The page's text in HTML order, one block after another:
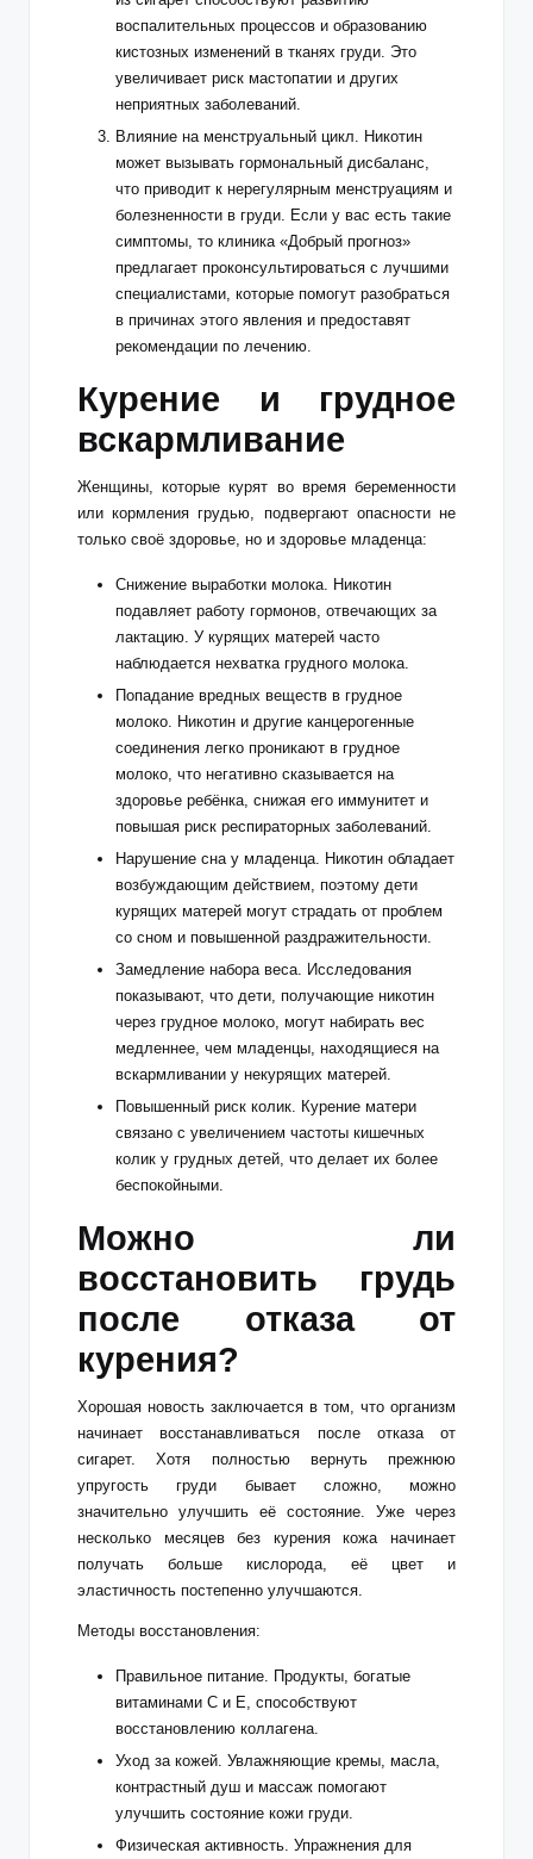
воспалительных процессов и образованию
кистозных изменений в тканях груди. Это
увеличивает риск мастопатии и других
неприятных заболеваний.
Влияние на менструальный цикл. Никотин
может вызывать гормональный дисбаланс,
что приводит к нерегулярным менструациям и
болезненности в груди. Если у вас есть такие
симптомы, то клиника «Добрый прогноз»
предлагает проконсультироваться с лучшими
специалистами, которые помогут разобраться
в причинах этого явления и предоставят
рекомендации по лечению.
Курение и грудное
вскармливание
Женщины, которые курят во время беременности
или кормления грудью, подвергают опасности не
только своё здоровье, но и здоровье младенца:
Снижение выработки молока. Никотин
подавляет работу гормонов, отвечающих за
лактацию. У курящих матерей часто
наблюдается нехватка грудного молока.
Попадание вредных веществ в грудное
молоко. Никотин и другие канцерогенные
соединения легко проникают в грудное
молоко, что негативно сказывается на
здоровье ребёнка, снижая его иммунитет и
повышая риск респираторных заболеваний.
Нарушение сна у младенца. Никотин обладает
возбуждающим действием, поэтому дети
курящих матерей могут страдать от проблем
со сном и повышенной раздражительности.
Замедление набора веса. Исследования
показывают, что дети, получающие никотин
через грудное молоко, могут набирать вес
медленнее, чем младенцы, находящиеся на
вскармливании у некурящих матерей.
Повышенный риск колик. Курение матери
связано с увеличением частоты кишечных
колик у грудных детей, что делает их более
беспокойными.
Можно ли
восстановить грудь
после отказа от
курения?
Хорошая новость заключается в том, что организм
начинает восстанавливаться после отказа от
сигарет. Хотя полностью вернуть прежнюю
упругость груди бывает сложно, можно
значительно улучшить её состояние. Уже через
несколько месяцев без курения кожа начинает
получать больше кислорода, её цвет и
эластичность постепенно улучшаются.
Методы восстановления:
Правильное питание. Продукты, богатые
витаминами C и E, способствуют
восстановлению коллагена.
Уход за кожей. Увлажняющие кремы, масла,
контрастный душ и массаж помогают
улучшить состояние кожи груди.
Физическая активность. Упражнения для